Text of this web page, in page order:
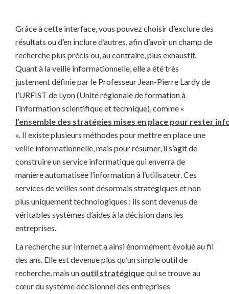
Grâce à cette interface, vous pouvez choisir d’exclure des
résultats ou d’en inclure d’autres, afin d’avoir un champ de
recherche plus précis ou, au contraire, plus exhaustif.
Quant à la veille informationnelle, elle a été très
justement définie par le Professeur Jean-Pierre Lardy de
l’URFIST de Lyon (Unité régionale de formation à
l’information scientifique et technique), comme «
l’ensemble des stratégies mises en place pour rester
». Il existe plusieurs méthodes pour mettre en place une
veille informationnelle, mais pour résumer, il s’agit de
construire un service informatique qui enverra de
manière automatisée l’information à l’utilisateur. Ces
services de veilles sont désormais stratégiques et non
plus uniquement technologiques : ils sont devenus de
véritables systèmes d’aides à la décision dans les
entreprises.
La recherche sur Internet a ainsi énormément évolué au fil
des ans. Elle est devenue plus qu’un simple outil de
recherche, mais un outil stratégiquequi se trouve au
cœur du système décisionnel des entreprises